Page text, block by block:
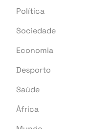
Política
Sociedade
Economia
Desporto
Saúde
África